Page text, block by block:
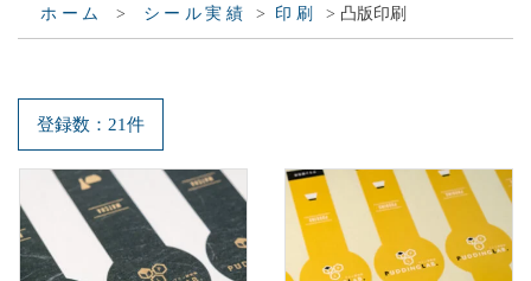
ホーム > シール実績 > 印刷 > 凸版印刷
登録数：21件